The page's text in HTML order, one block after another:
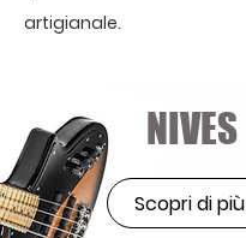
artigianale.
NIVES
Scopri di più